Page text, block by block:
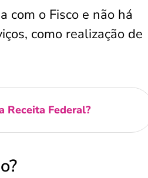
com o Fisco e não há
como realização de
Receita Federal?